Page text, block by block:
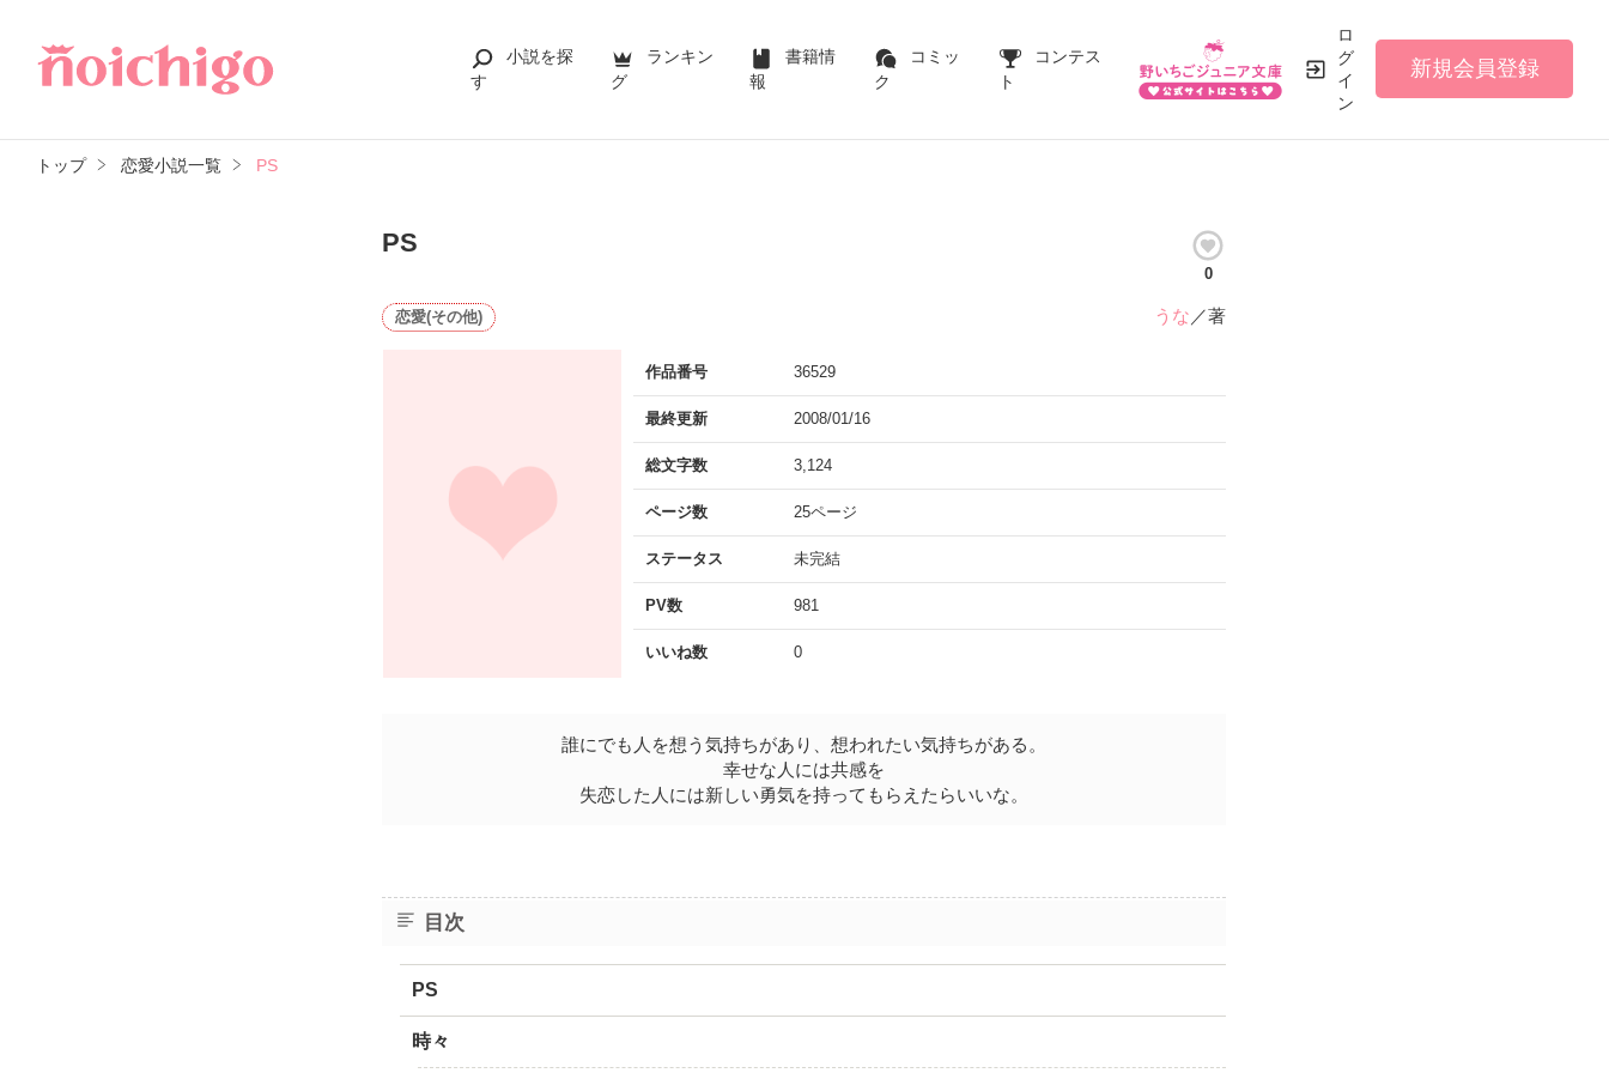
小説を探
す
ランキン
グ
書籍情
報
コミッ
ク
コンテス
ト
ロ
グ
イ
ン
新規会員登録
トップ 恋愛小説一覧 PS
PS
0
恋愛(その他) うな ／著
作品番号 36529
最終更新 2008/01/16
総文字数 3,124
ページ数 25ページ
ステータス 未完結
PV数 981
いいね数 0
誰にでも人を想う気持ちがあり、想われたい気持ちがある。
幸せな人には共感を
失恋した人には新しい勇気を持ってもらえたらいいな。
目次
PS
時々